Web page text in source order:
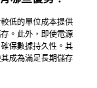
低的單位成本提供
。此外，即使電源
保數據持久性。其
成為滿足長期儲存